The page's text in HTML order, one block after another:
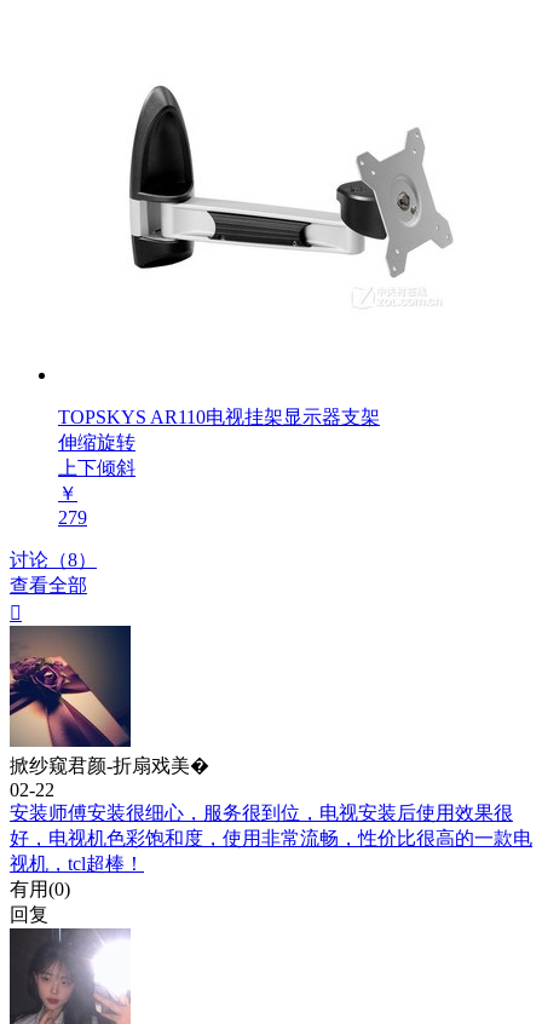
TOPSKYS AR110电视挂架显示器支架
伸缩旋转
上下倾斜
￥
279
讨论（8）
查看全部

掀纱窥君颜-折扇戏美�
02-22
安装师傅安装很细心，服务很到位，电视安装后使用效果很
好，电视机色彩饱和度，使用非常流畅，性价比很高的一款电
视机，tcl超棒！
有用(0)
回复